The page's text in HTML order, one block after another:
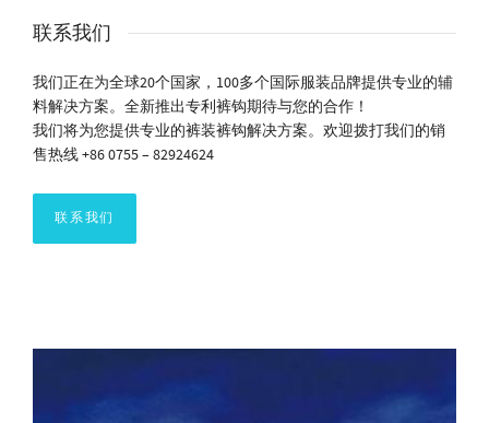
联系我们
我们正在为全球20个国家，100多个国际服装品牌提供专业的辅
料解决方案。全新推出专利裤钩期待与您的合作！
我们将为您提供专业的裤装裤钩解决方案。欢迎拨打我们的销
售热线 +86 0755 – 82924624
联系我们